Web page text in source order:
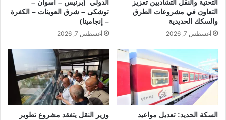
التحتية والنقل التشاديين تعزيز
التعاون في مشروعات الطرق
والسكك الحديدية
أغسطس 7, 2026
الدولي (برنيس – أسوان –
توشكى – شرق العوينات – الكفرة
– إنجامينا)
أغسطس 7, 2026
السكة الحديد: تعديل مواعيد
وزير النقل يتفقد مشروع تطوير